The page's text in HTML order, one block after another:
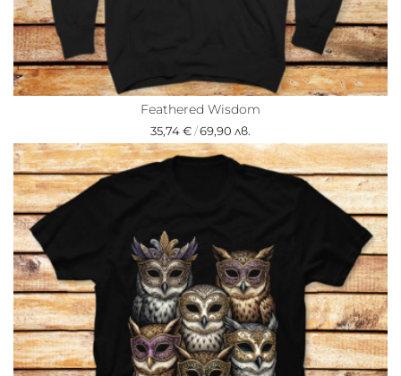
Feathered Wisdom
35,74 €/69,90 лв.